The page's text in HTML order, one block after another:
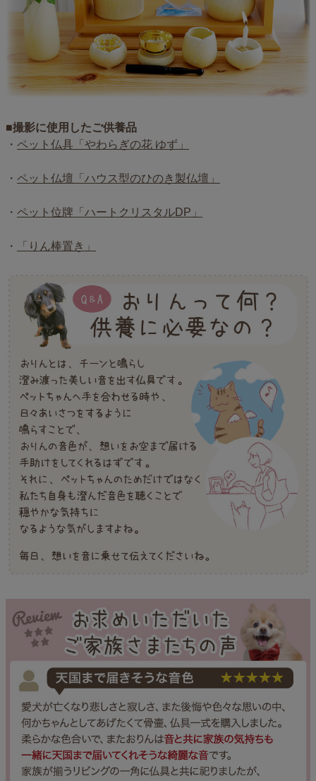
■撮影に使用したご供養品
・ ペット仏具「やわらぎの花 ゆず」
・ ペット仏壇「ハウス型のひのき製仏壇」
・ ペット位牌「ハートクリスタルDP」
・ 「りん棒置き」